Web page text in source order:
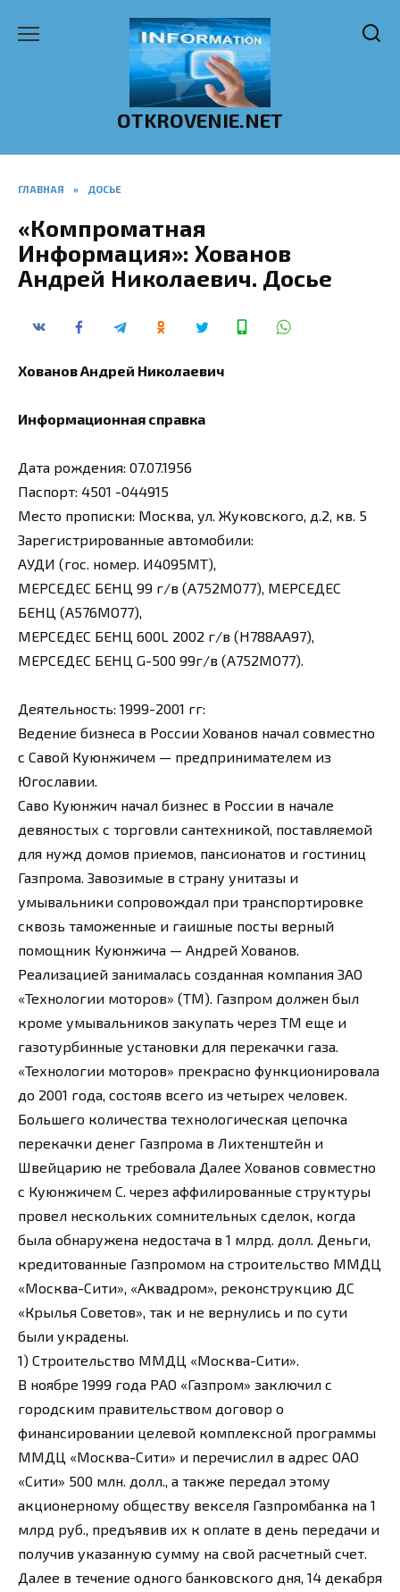
OTKROVENIE.NET
ГЛАВНАЯ » ДОСЬЕ
«Компроматная
Информация»: Хованов
Андрей Николаевич. Досье
Хованов Андрей Николаевич
Информационная справка
Дата рождения: 07.07.1956
Паспорт: 4501 -044915
Место прописки: Москва, ул. Жуковского, д.2, кв. 5
Зарегистрированные автомобили:
АУДИ (гос. номер. И4095МТ),
МЕРСЕДЕС БЕНЦ 99 г/в (А752МО77), МЕРСЕДЕС
БЕНЦ (А576МО77),
МЕРСЕДЕС БЕНЦ 600L 2002 г/в (Н788АА97),
МЕРСЕДЕС БЕНЦ G-500 99г/в (А752МО77).
Деятельность: 1999-2001 гг:
Ведение бизнеса в России Хованов начал совместно
с Савой Куюнжичем — предпринимателем из
Югославии.
Саво Куюнжич начал бизнес в России в начале
девяностых с торговли сантехникой, поставляемой
для нужд домов приемов, пансионатов и гостиниц
Газпрома. Завозимые в страну унитазы и
умывальники сопровождал при транспортировке
сквозь таможенные и гаишные посты верный
помощник Куюнжича — Андрей Хованов.
Реализацией занималась созданная компания ЗАО
«Технологии моторов» (ТМ). Газпром должен был
кроме умывальников закупать через ТМ еще и
газотурбинные установки для перекачки газа.
«Технологии моторов» прекрасно функционировала
до 2001 года, состояв всего из четырех человек.
Большего количества технологическая цепочка
перекачки денег Газпрома в Лихтенштейн и
Швейцарию не требовала Далее Хованов совместно
с Куюнжичем С. через аффилированные структуры
провел нескольких сомнительных сделок, когда
была обнаружена недостача в 1 млрд. долл. Деньги,
кредитованные Газпромом на строительство ММДЦ
«Москва-Сити», «Аквадром», реконструкцию ДС
«Крылья Советов», так и не вернулись и по сути
были украдены.
1) Строительство ММДЦ «Москва-Сити».
В ноябре 1999 года РАО «Газпром» заключил с
городским правительством договор о
финансировании целевой комплексной программы
ММДЦ «Москва-Сити» и перечислил в адрес ОАО
«Сити» 500 млн. долл., а также передал этому
акционерному обществу векселя Газпромбанка на 1
млрд руб., предъявив их к оплате в день передачи и
получив указанную сумму на свой расчетный счет.
Далее в течение одного банковского дня, 14 декабря